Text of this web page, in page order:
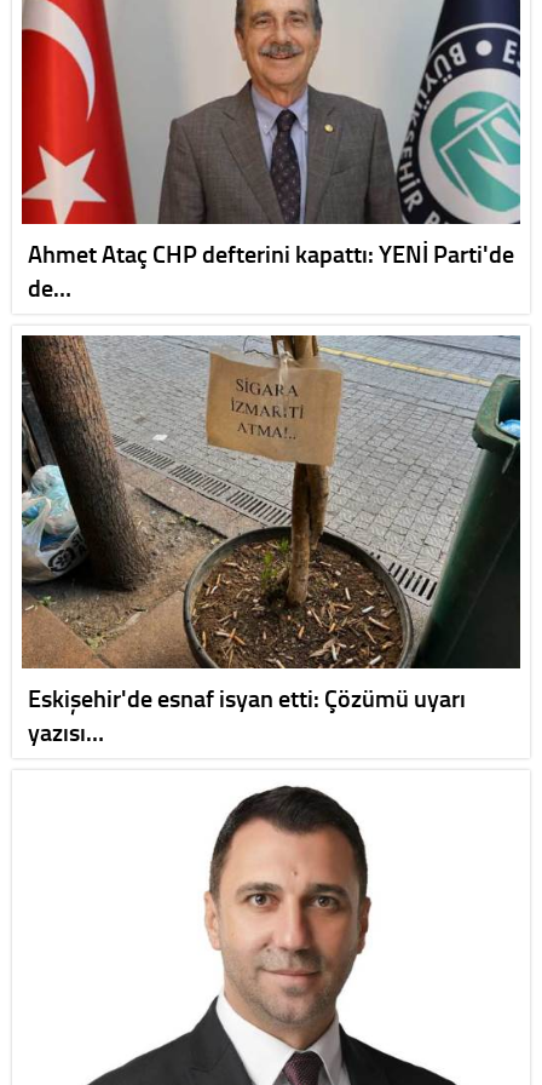
Ahmet Ataç CHP defterini kapattı: YENİ Parti'de
de…
Eskişehir'de esnaf isyan etti: Çözümü uyarı
yazısı…